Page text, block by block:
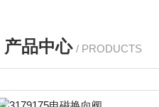
产品中心 / PRODUCTS